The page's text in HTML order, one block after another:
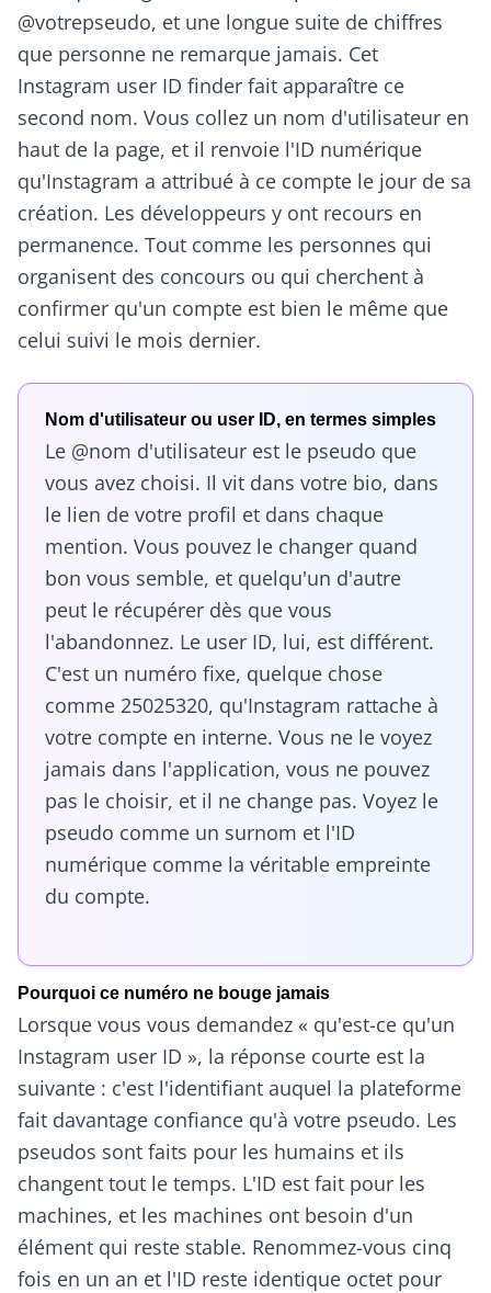
@votrepseudo, et une longue suite de chiffres
que personne ne remarque jamais. Cet
Instagram user ID finder fait apparaître ce
second nom. Vous collez un nom d'utilisateur en
haut de la page, et il renvoie l'ID numérique
qu'Instagram a attribué à ce compte le jour de sa
création. Les développeurs y ont recours en
permanence. Tout comme les personnes qui
organisent des concours ou qui cherchent à
confirmer qu'un compte est bien le même que
celui suivi le mois dernier.
Nom d'utilisateur ou user ID, en termes simples
Le @nom d'utilisateur est le pseudo que
vous avez choisi. Il vit dans votre bio, dans
le lien de votre profil et dans chaque
mention. Vous pouvez le changer quand
bon vous semble, et quelqu'un d'autre
peut le récupérer dès que vous
l'abandonnez. Le user ID, lui, est différent.
C'est un numéro fixe, quelque chose
comme 25025320, qu'Instagram rattache à
votre compte en interne. Vous ne le voyez
jamais dans l'application, vous ne pouvez
pas le choisir, et il ne change pas. Voyez le
pseudo comme un surnom et l'ID
numérique comme la véritable empreinte
du compte.
Pourquoi ce numéro ne bouge jamais
Lorsque vous vous demandez « qu'est-ce qu'un
Instagram user ID », la réponse courte est la
suivante : c'est l'identifiant auquel la plateforme
fait davantage confiance qu'à votre pseudo. Les
pseudos sont faits pour les humains et ils
changent tout le temps. L'ID est fait pour les
machines, et les machines ont besoin d'un
élément qui reste stable. Renommez-vous cinq
fois en un an et l'ID reste identique octet pour